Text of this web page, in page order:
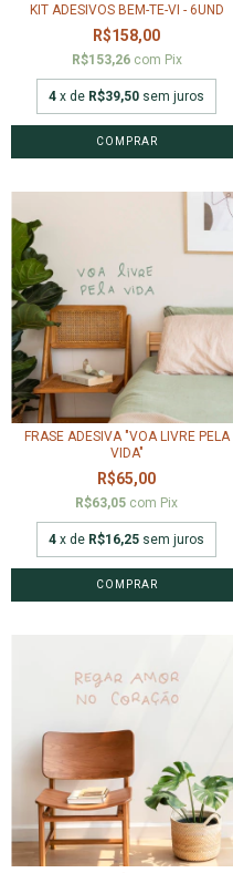
KIT ADESIVOS BEM-TE-VI - 6UND
R$158,00
R$153,26 com Pix
4 x de R$39,50 sem juros
FRASE ADESIVA "VOA LIVRE PELA
VIDA"
R$65,00
R$63,05 com Pix
4 x de R$16,25 sem juros
COMPRAR